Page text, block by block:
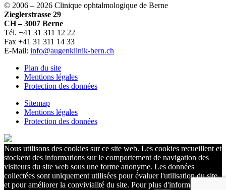
© 2006 – 2026 Clinique ophtalmologique de Berne
Zieglerstrasse 29
CH – 3007 Berne
Tél. +41 31 311 12 22
Fax +41 31 311 14 33
E-Mail: info@augenklinik-bern.ch
Plan du site
Mentions légales
Protection des données
Sitemap
Mentions légales
Protection des données
Nous utilisons des cookies sur ce site web. Les cookies recueillent et
stockent des informations sur le comportement de navigation des
visiteurs du site web sous une forme anonyme. Les données
collectées sont uniquement utilisées pour évaluer l'utilisation du site
et pour améliorer la convivialité du site. Pour plus d'informations,